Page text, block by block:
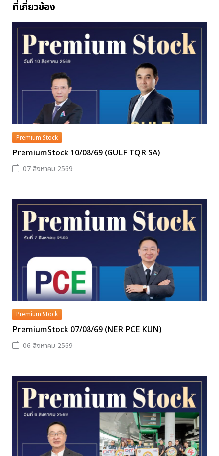
ที่เกี่ยวข้อง
Premium Stock
PremiumStock 10/08/69 (GULF TQR SA)
07 สิงหาคม 2569
Premium Stock
PremiumStock 07/08/69 (NER PCE KUN)
06 สิงหาคม 2569